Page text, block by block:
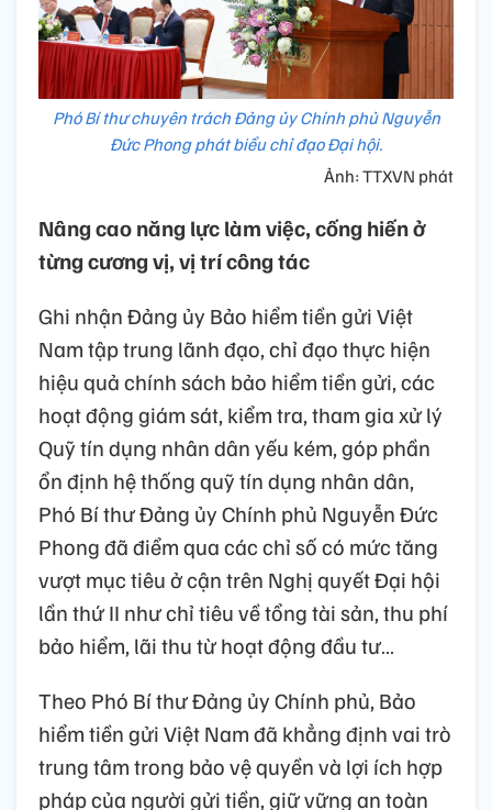
Phó Bí thư chuyên trách Đảng ủy Chính phủ Nguyễn
Đức Phong phát biểu chỉ đạo Đại hội.
Ảnh: TTXVN phát
Nâng cao năng lực làm việc, cống hiến ở
từng cương vị, vị trí công tác
Ghi nhận Đảng ủy Bảo hiểm tiền gửi Việt
Nam tập trung lãnh đạo, chỉ đạo thực hiện
hiệu quả chính sách bảo hiểm tiền gửi, các
hoạt động giám sát, kiểm tra, tham gia xử lý
Quỹ tín dụng nhân dân yếu kém, góp phần
ổn định hệ thống quỹ tín dụng nhân dân,
Phó Bí thư Đảng ủy Chính phủ Nguyễn Đức
Phong đã điểm qua các chỉ số có mức tăng
vượt mục tiêu ở cận trên Nghị quyết Đại hội
lần thứ II như chỉ tiêu về tổng tài sản, thu phí
bảo hiểm, lãi thu từ hoạt động đầu tư…
Theo Phó Bí thư Đảng ủy Chính phủ, Bảo
hiểm tiền gửi Việt Nam đã khẳng định vai trò
trung tâm trong bảo vệ quyền và lợi ích hợp
pháp của người gửi tiền, giữ vững an toàn